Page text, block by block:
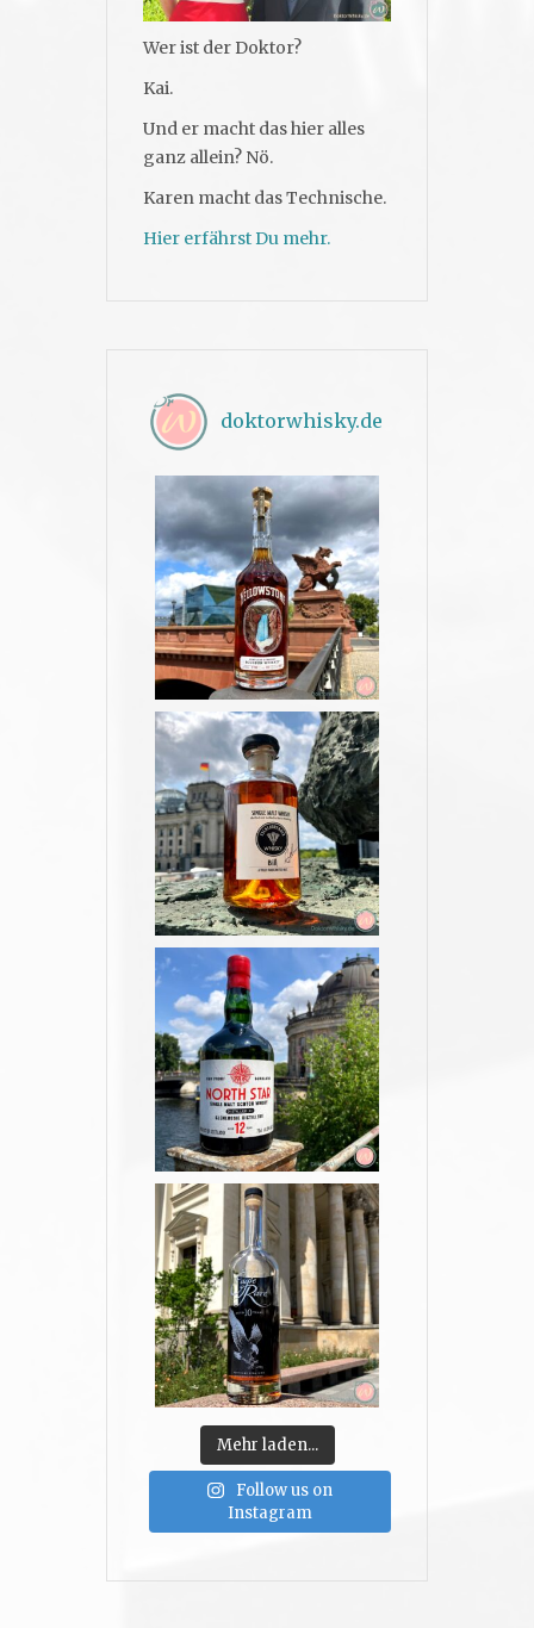
Wer ist der Doktor?
Kai.
Und er macht das hier alles
ganz allein? Nö.
Karen macht das Technische.
Hier erfährst Du mehr.
doktorwhisky.de
Mehr laden...
Follow us on
Instagram